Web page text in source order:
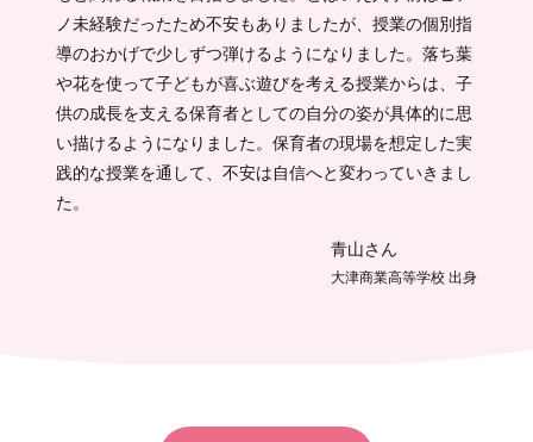
ノ未経験だったため不安もありましたが、授業の個別指
導のおかげで少しずつ弾けるようになりました。落ち葉
や花を使って子どもが喜ぶ遊びを考える授業からは、子
供の成長を支える保育者としての自分の姿が具体的に思
い描けるようになりました。保育者の現場を想定した実
践的な授業を通して、不安は自信へと変わっていきまし
た。
青山さん
大津商業高等学校 出身